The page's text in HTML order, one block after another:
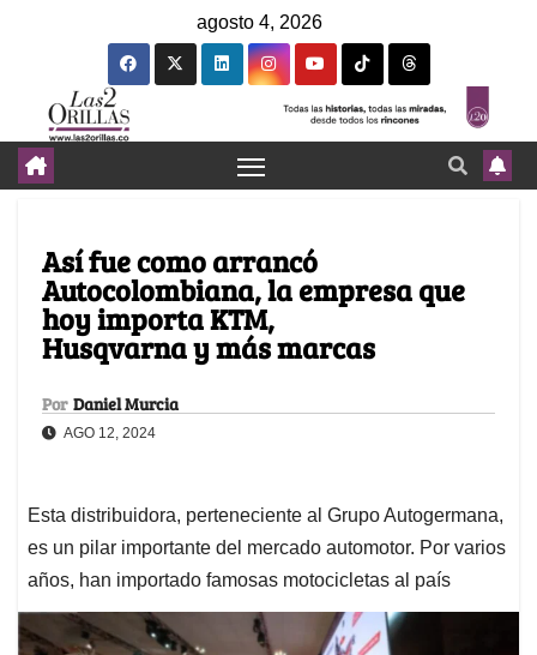
agosto 4, 2026
Así fue como arrancó
Autocolombiana, la empresa que
hoy importa KTM,
Husqvarna y más marcas
Por Daniel Murcia
AGO 12, 2024
Esta distribuidora, perteneciente al Grupo Autogermana,
es un pilar importante del mercado automotor. Por varios
años, han importado famosas motocicletas al país